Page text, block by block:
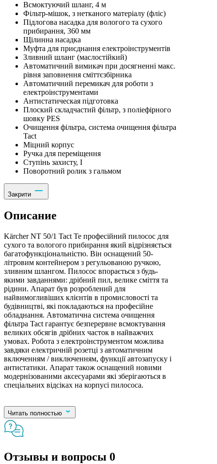
Всмоктуючий шланг, 4 м
Фільтр-мішок, з нетканого матеріалу (фліс)
Підлогова насадка для вологого та сухого
прибирання, 360 мм
Щілинна насадка
Муфта для приєднання електроінструментів
Зливний шланг (маслостійкий)
Автоматичний вимикач при досягненні макс.
рівня заповнення сміттєзбірника
Автоматичний перемикач для роботи з
електроінструментами
Антистатическая підготовка
Плоский складчастий фільтр, з поліефірного
шовку PES
Очищення фільтра, система очищення фільтра
Tact
Міцний корпус
Ручка для переміщення
Ступінь захисту, I
Поворотний ролик з гальмом
Закрити
Описание
Kärcher NT 50/1 Tact Te професійний пилосос для
сухого та вологого прибирання який відрізняється
багатофункціональністю. Він оснащений 50-
літровим контейнером з регульованою ручкою,
зливним шлангом. Пилосос впорається з будь-
якими завданнями: дрібний пил, велике сміття та
рідини. Апарат був розроблений для
найвимогливіших клієнтів в промисловості та
будівництві, які покладаються на професійне
обладнання. Автоматична система очищення
фільтра Tact гарантує безперервне всмоктування
великих обсягів дрібних часток в найважчих
умовах. Робота з електроінструментом можлива
завдяки електричній розетці з автоматичним
включенням / виключенням, функції автозапуску і
антистатики. Апарат також оснащений новими
модернізованими аксесуарами які зберігаються в
спеціальних відсіках на корпусі пилососа.
Читать полностью
Отзывы и вопросы 0